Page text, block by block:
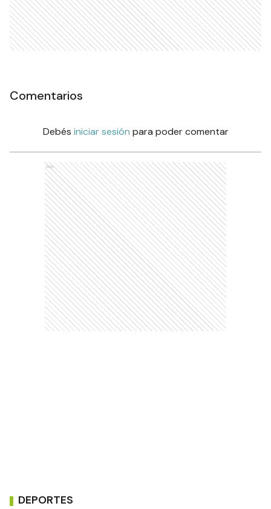
Comentarios
Debés iniciar sesión para poder comentar
Ads
DEPORTES